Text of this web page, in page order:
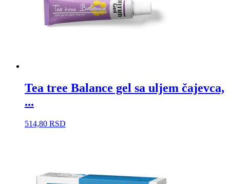
Tea tree Balance gel sa uljem čajevca,
...
514,80 RSD